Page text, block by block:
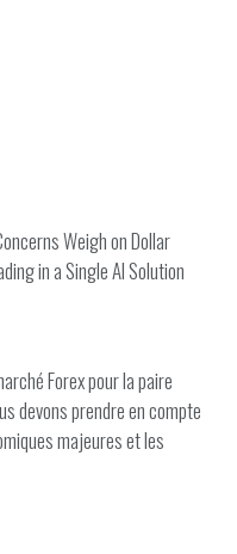
Weigh on Dollar
in a Single AI Solution
Forex pour la paire
devons prendre en compte
majeures et les